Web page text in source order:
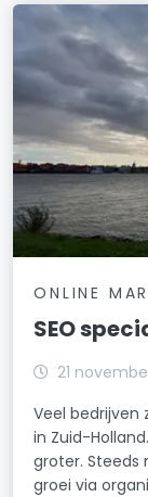
ONLINE
SEO
21
Veel bedrijven
in Zuid-
groter. Steeds
groei via